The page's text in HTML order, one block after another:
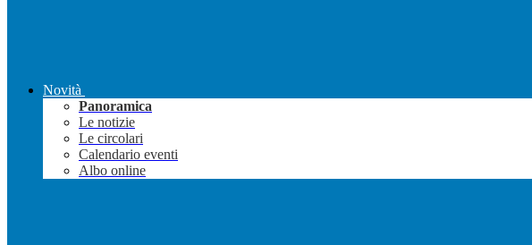
Novità
Panoramica
Le notizie
Le circolari
Calendario eventi
Albo online